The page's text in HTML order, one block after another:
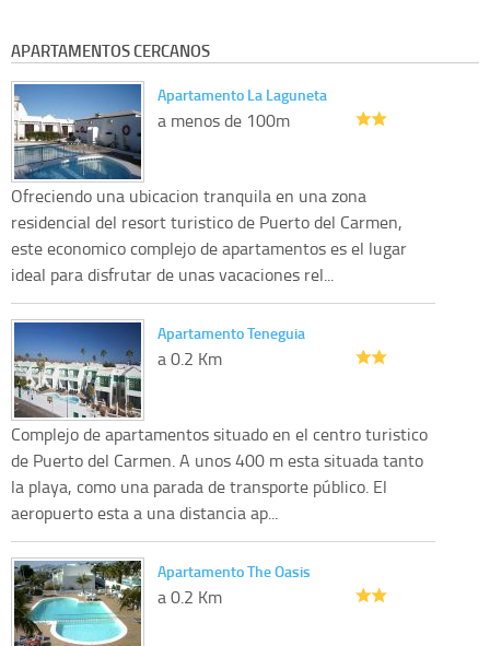
APARTAMENTOS CERCANOS
Apartamento La Laguneta
a menos de 100m
Ofreciendo una ubicacion tranquila en una zona
residencial del resort turistico de Puerto del Carmen,
este economico complejo de apartamentos es el lugar
ideal para disfrutar de unas vacaciones rel...
Apartamento Teneguia
a 0.2 Km
Complejo de apartamentos situado en el centro turistico
de Puerto del Carmen. A unos 400 m esta situada tanto
la playa, como una parada de transporte público. El
aeropuerto esta a una distancia ap...
Apartamento The Oasis
a 0.2 Km